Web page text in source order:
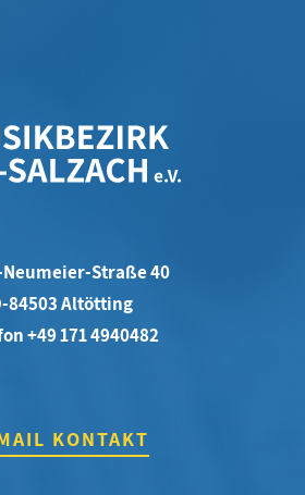
Straße 40
84503 Altötting
+49 171 4940482
KONTAKT